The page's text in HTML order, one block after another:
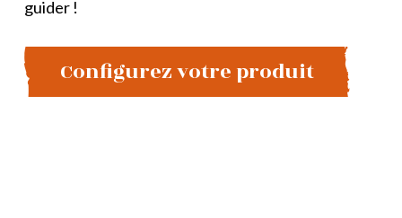
guider !
Configurez votre produit